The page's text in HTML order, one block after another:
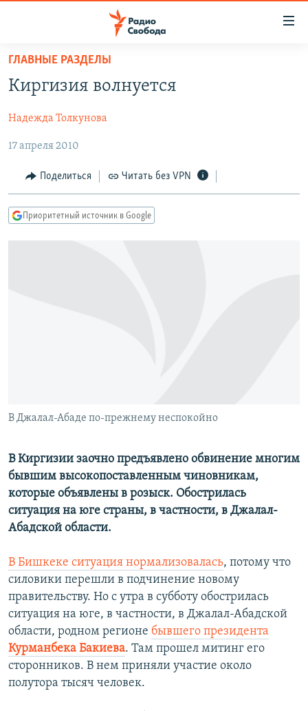
упрощенного
доступа
содержанию
Вернутся
главной
навигации
Вернутся
ПОДКАСТЫ
АВТОРСКИЕ ПРОЕКТЫ
ЦИТАТЫ СВОБОДЫ
МНЕНИЯ
КУЛЬТУРА
IDEL.РЕАЛИИ
Все сайты РСЕ/РС
ГЛАВНЫЕ РАЗДЕЛЫ
Киргизия волнуется
Надежда Толкунова
17 апреля 2010
Поделиться Читать без VPN
Приоритетный источник в Google
В Джалал-Абаде по-прежнему неспокойно
В Киргизии заочно предъявлено обвинение многим
бывшим высокопоставленным чиновникам,
которые объявлены в розыск. Обострилась
ситуация на юге страны, в частности, в Джалал-
Абадской области.
В Бишкеке ситуация нормализовалась, потому что
силовики перешли в подчинение новому
правительству. Но с утра в субботу обострилась
ситуация на юге, в частности, в Джалал-Абадской
области, родном регионе бывшего президента
Курманбека Бакиева. Там прошел митинг его
сторонников. В нем приняли участие около
полутора тысяч человек.